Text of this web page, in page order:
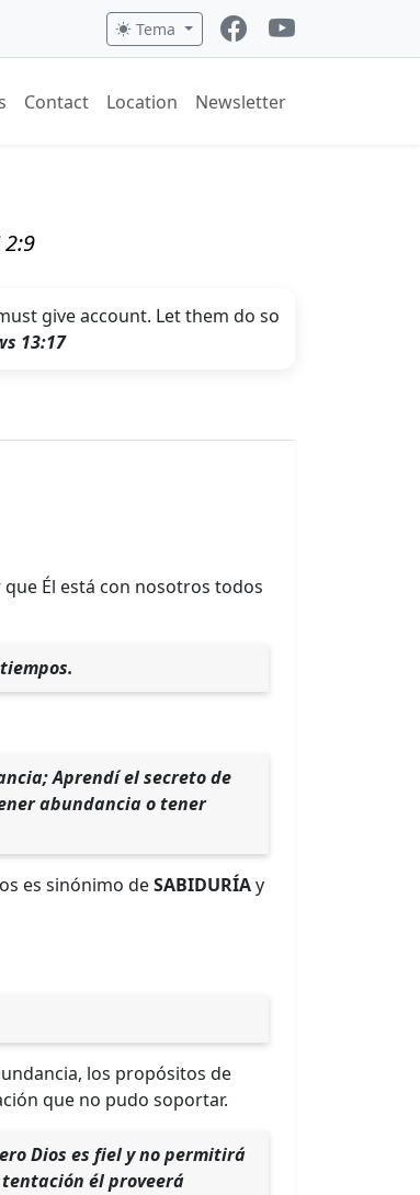
Tema
Contact Location Newsletter
give account. Let them do so
13:17
Él está con nosotros todos
Aprendí el secreto de
abundancia o tener
es sinónimo deSABIDURÍAy
los propósitos de
que no pudo soportar.
Dios es fiel y no permitirá
él proveerá